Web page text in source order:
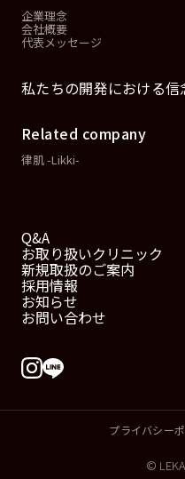
企業理念
会社概要
代表メッセージ
私たちの開発における信
Related company
律肌 -Likki-
Q&A
お取り扱いクリニック
新規取扱のご案内
採用情報
お知らせ
お問い合わせ
プライバシー
©